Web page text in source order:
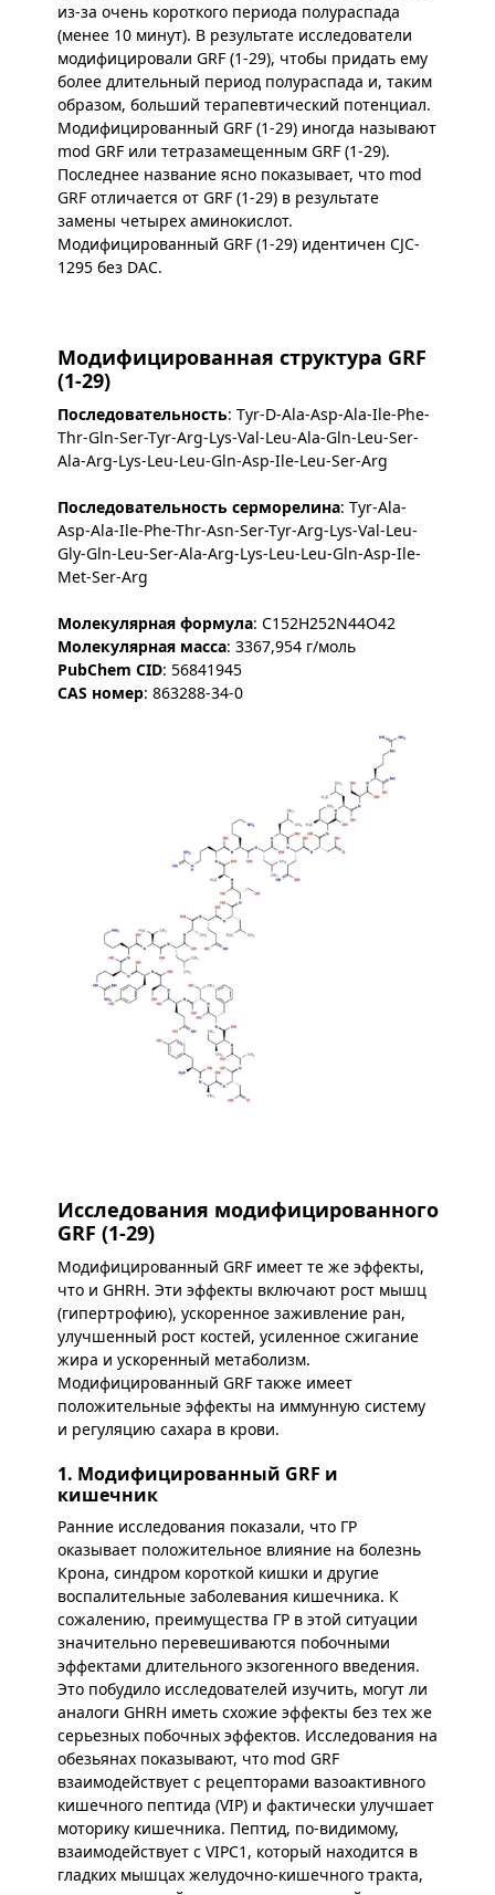
из-за очень короткого периода полураспада
(менее 10 минут). В результате исследователи
модифицировали GRF (1-29), чтобы придать ему
более длительный период полураспада и, таким
образом, больший терапевтический потенциал.
Модифицированный GRF (1-29) иногда называют
mod GRF или тетразамещенным GRF (1-29).
Последнее название ясно показывает, что mod
GRF отличается от GRF (1-29) в результате
замены четырех аминокислот.
Модифицированный GRF (1-29) идентичен CJC-
1295 без DAC.
Модифицированная структура GRF
(1-29)
Последовательность: Tyr-D-Ala-Asp-Ala-Ile-Phe-
Thr-Gln-Ser-Tyr-Arg-Lys-Val-Leu-Ala-Gln-Leu-Ser-
Ala-Arg-Lys-Leu-Leu-Gln-Asp-Ile-Leu-Ser-Arg
Последовательность серморелина: Tyr-Ala-
Asp-Ala-Ile-Phe-Thr-Asn-Ser-Tyr-Arg-Lys-Val-Leu-
Gly-Gln-Leu-Ser-Ala-Arg-Lys-Leu-Leu-Gln-Asp-Ile-
Met-Ser-Arg
Молекулярная формула: C152H252N44O42
Молекулярная масса: 3367,954 г/моль
PubChem CID: 56841945
CAS номер: 863288-34-0
Исследования модифицированного
GRF (1-29)
Модифицированный GRF имеет те же эффекты,
что и GHRH. Эти эффекты включают рост мышц
(гипертрофию), ускоренное заживление ран,
улучшенный рост костей, усиленное сжигание
жира и ускоренный метаболизм.
Модифицированный GRF также имеет
положительные эффекты на иммунную систему
и регуляцию сахара в крови.
1. Модифицированный GRF и
кишечник
Ранние исследования показали, что ГР
оказывает положительное влияние на болезнь
Крона, синдром короткой кишки и другие
воспалительные заболевания кишечника. К
сожалению, преимущества ГР в этой ситуации
значительно перевешиваются побочными
эффектами длительного экзогенного введения.
Это побудило исследователей изучить, могут ли
аналоги GHRH иметь схожие эффекты без тех же
серьезных побочных эффектов. Исследования на
обезьянах показывают, что mod GRF
взаимодействует с рецепторами вазоактивного
кишечного пептида (VIP) и фактически улучшает
моторику кишечника. Пептид, по-видимому,
взаимодействует с VIPC1, который находится в
гладких мышцах желудочно-кишечного тракта,